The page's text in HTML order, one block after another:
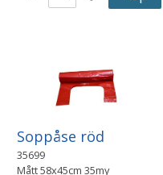
Soppåse röd
35699
Mått58x45cm 35my